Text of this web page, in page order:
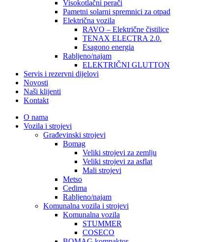
Visokotlačni perači
Pametni solarni spremnici za otpad
Električna vozila
RAVO – Električne čistilice
TENAX ELECTRA 2.0.
Esagono energia
Rabljeno/najam
ELEKTRIČNI GLUTTON
Servis i rezervni dijelovi
Novosti
Naši klijenti
Kontakt
O nama
Vozila i strojevi
Građevinski strojevi
Bomag
Veliki strojevi za zemlju
Veliki strojevi za asflat
Mali strojevi
Metso
Cedima
Rabljeno/najam
Komunalna vozila i strojevi
Komunalna vozila
STUMMER
COSECO